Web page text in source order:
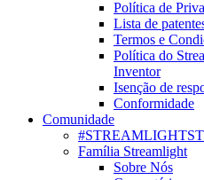
Política de
Lista de
Termos e
Política do
Inventor
Isenção de
Conformidade
Comunidade
Família Streamlight
Sobre Nós